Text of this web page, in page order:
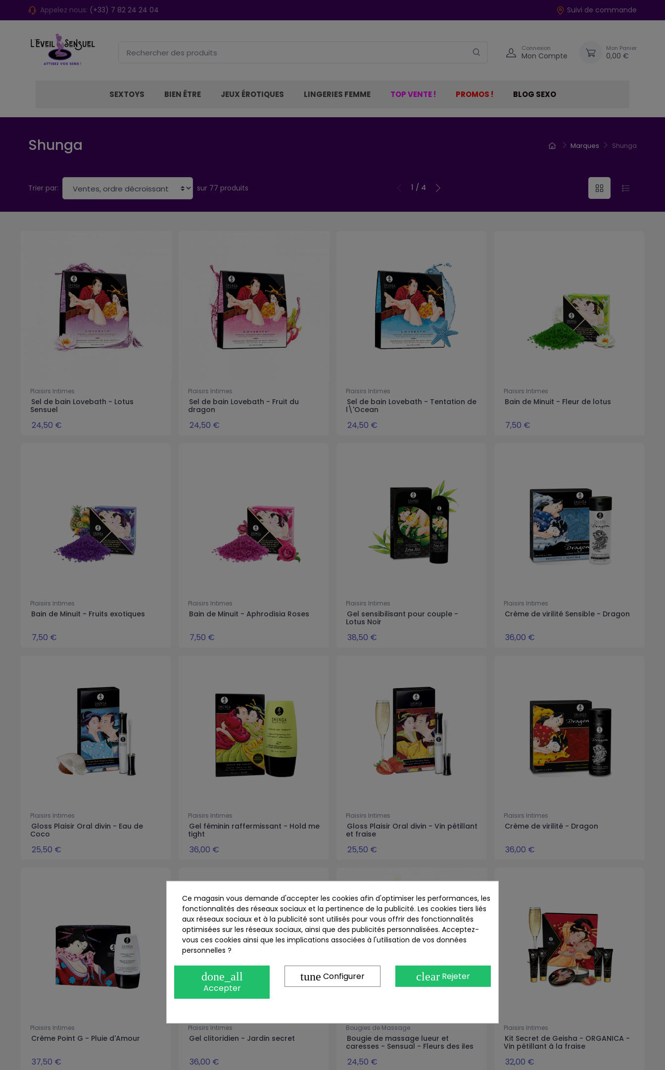
Appelez nous: (+33) 7 82 24 24 04 Suivi de commande
Connexion
Mon Compte
Mon Panier
0,00 €
SEXTOYS BIEN ÊTRE JEUX ÉROTIQUES LINGERIES FEMME TOP VENTE ! PROMOS ! BLOG SEXO
Marques Shunga
Shunga
Trier par: sur 77 produits 1 / 4
Plaisirs Intimes
Sel de bain Lovebath - Lotus
Sensuel
24,50 €
Plaisirs Intimes
Sel de bain Lovebath - Fruit du
dragon
24,50 €
Plaisirs Intimes
Sel de bain Lovebath - Tentation de
l\'Ocean
24,50 €
Plaisirs Intimes
Bain de Minuit - Fleur de lotus
7,50 €
Plaisirs Intimes
Bain de Minuit - Fruits exotiques
7,50 €
Plaisirs Intimes
Bain de Minuit - Aphrodisia Roses
7,50 €
Plaisirs Intimes
Gel sensibilisant pour couple -
Lotus Noir
38,50 €
Plaisirs Intimes
Crème de virilité Sensible - Dragon
36,00 €
Plaisirs Intimes
Gloss Plaisir Oral divin - Eau de
Coco
25,50 €
Plaisirs Intimes
Gel féminin raffermissant - Hold me
tight
36,00 €
Plaisirs Intimes
Gloss Plaisir Oral divin - Vin pétillant
et fraise
25,50 €
Plaisirs Intimes
Crème de virilité - Dragon
36,00 €
Plaisirs Intimes
Crème Point G - Pluie d'Amour
37,50 €
Plaisirs Intimes
Gel clitoridien - Jardin secret
36,00 €
Bougies de Massage
Bougie de massage lueur et
caresses - Sensual - Fleurs des iles
24,50 €
Plaisirs Intimes
Kit Secret de Geisha - ORGANICA -
Vin pétillant à la fraise
32,00 €
Ce magasin vous demande d'accepter les cookies afin d'optimiser les performances, les
fonctionnalités des réseaux sociaux et la pertinence de la publicité. Les cookies tiers liés
aux réseaux sociaux et à la publicité sont utilisés pour vous offrir des fonctionnalités
optimisées sur les réseaux sociaux, ainsi que des publicités personnalisées. Acceptez-
vous ces cookies ainsi que les implications associées à l'utilisation de vos données
personnelles ?
done_all
Accepter
tune Configurer clear Rejeter